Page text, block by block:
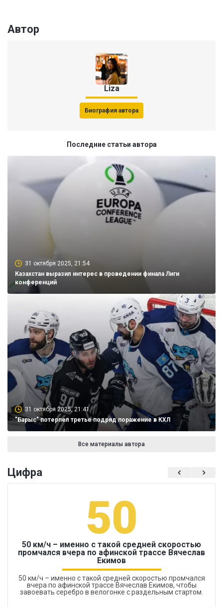
Автор
Liza
Биография автора
Последние статьи автора
31 октября 2025, 21:54
Казахстан выразил интерес в проведении финала Лиги
конференций
31 октября 2025, 21:41
"Барыс" потерпел третье подряд поражение в КХЛ
Все материалы автора
Цифра
50
50 км/ч – именно с такой средней скоростью
промчался вчера по афинской трассе Вячеслав
Екимов
50 км/ч – именно с такой средней скоростью промчался
вчера по афинской трассе Вячеслав Екимов, чтобы
завоевать серебро в велогонке с раздельным стартом.